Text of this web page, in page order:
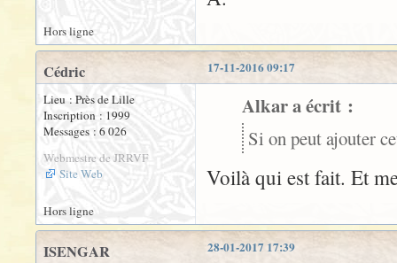
Hors ligne
17-11-2016 09:17
Cédric
Lieu : Près de Lille
Inscription : 1999
Messages : 6 026
Webmestre de JRRVF
Site Web
Alkar a écrit :
Si on peut ajouter
Voilà qui est fait. Et
Hors ligne
28-01-2017 17:39
ISENGAR